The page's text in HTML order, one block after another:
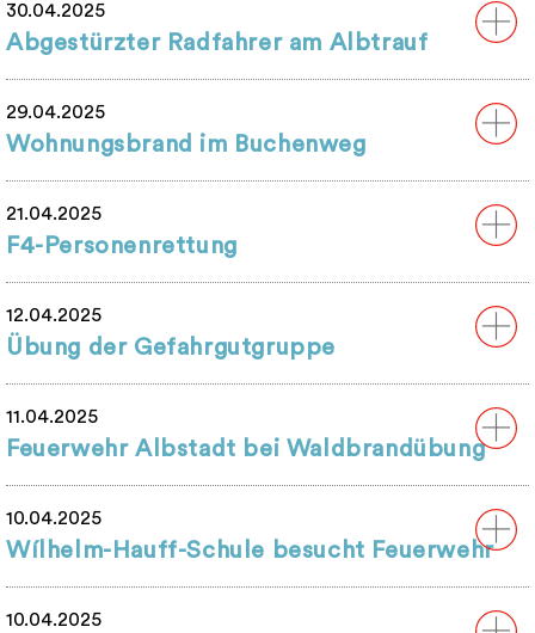
30.04.2025
Abgestürzter Radfahrer am Albtrauf
29.04.2025
Wohnungsbrand im Buchenweg
21.04.2025
F4-Personenrettung
12.04.2025
Übung der Gefahrgutgruppe
11.04.2025
Feuerwehr Albstadt bei Waldbrandübung
10.04.2025
Wílhelm-Hauff-Schule besucht Feuerwehr
10.04.2025